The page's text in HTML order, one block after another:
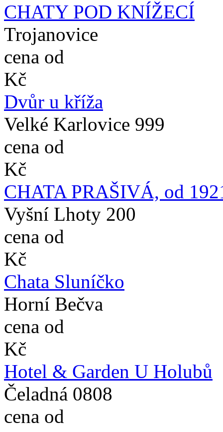
CHATY POD KNÍŽECÍ
Trojanovice
cena od
Kč
Dvůr u kříža
Velké Karlovice 999
cena od
Kč
CHATA PRAŠIVÁ, od
Vyšní Lhoty 200
cena od
Kč
Chata Sluníčko
Horní Bečva
cena od
Kč
Hotel & Garden U Holubů
Čeladná 0808
cena od